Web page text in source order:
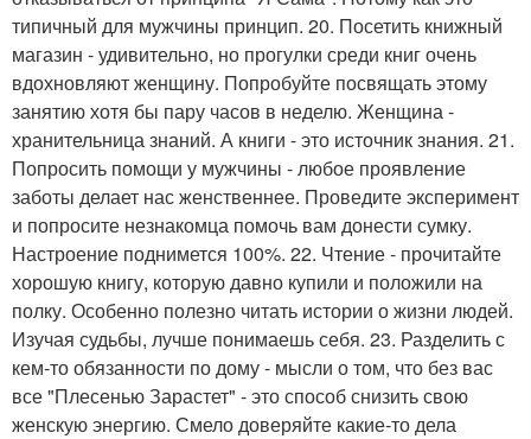
типичный для мужчины принцип. 20. Посетить книжный
магазин - удивительно, но прогулки среди книг очень
вдохновляют женщину. Попробуйте посвящать этому
занятию хотя бы пару часов в неделю. Женщина -
хранительница знаний. А книги - это источник знания. 21.
Попросить помощи у мужчины - любое проявление
заботы делает нас женственнее. Проведите эксперимент
и попросите незнакомца помочь вам донести сумку.
Настроение поднимется 100%. 22. Чтение - прочитайте
хорошую книгу, которую давно купили и положили на
полку. Особенно полезно читать истории о жизни людей.
Изучая судьбы, лучше понимаешь себя. 23. Разделить с
кем-то обязанности по дому - мысли о том, что без вас
все "Плесенью Зарастет" - это способ снизить свою
женскую энергию. Смело доверяйте какие-то дела